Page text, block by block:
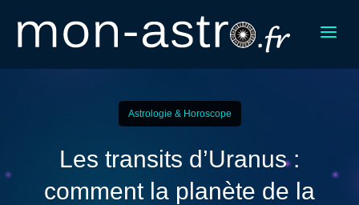
a
Astrologie & Horoscope
Les transits d’Uranus :
comment la planète de la